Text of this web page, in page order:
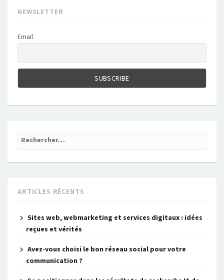
NEWSLETTER
Email
Rechercher :
ARTICLES RÉCENTS
Sites web, webmarketing et services digitaux : idées
reçues et vérités
Avez-vous choisi le bon réseau social pour votre
communication ?